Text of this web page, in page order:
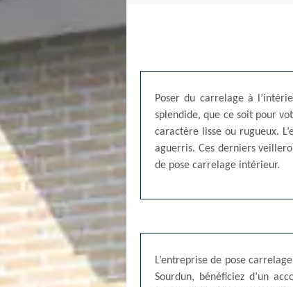
Poser du carrelage à
splendide, que ce soit pour
caractère lisse ou rugueux.
aguerris. Ces derniers
de pose carrelage intérieur.
L’entreprise de pose
Sourdun, bénéficiez d’un